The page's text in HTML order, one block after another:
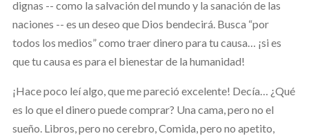
dignas -- como la salvación del mundo y la sanación de las
naciones -- es un deseo que Dios bendecirá. Busca “por
todos los medios” como traer dinero para tu causa… ¡si es
que tu causa es para el bienestar de la humanidad!
¡Hace poco leí algo, que me pareció excelente! Decía… ¿Qué
es lo que el dinero puede comprar? Una cama, pero no el
sueño. Libros, pero no cerebro, Comida, pero no apetito,